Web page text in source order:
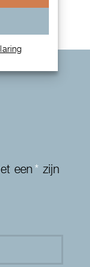
een* zijn